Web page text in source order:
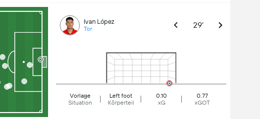
Ivan López
Tor 29'
Vorlage
Situation
Left foot
Körperteil
0.10
xG
0.77
xGOT